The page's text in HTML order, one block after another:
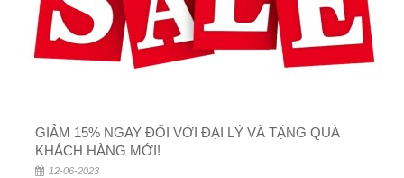
GIẢM 15% NGAY ĐỐI VỚI ĐẠI LÝ VÀ TẶNG QUÀ
KHÁCH HÀNG MỚI!
12-06-2023